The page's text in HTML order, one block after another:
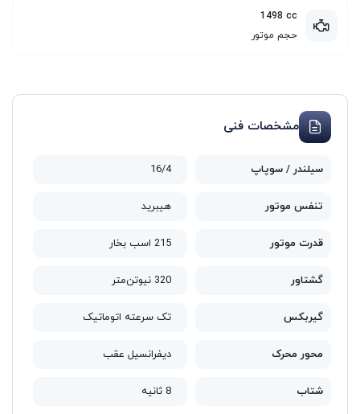
1498 cc
حجم موتور
مشخصات فنی
سیلندر / سوپاپ 16/4
تنفس موتور هیبرید
قدرت موتور 215 اسب بخار
گشتاور 320 نیوتن‌متر
گیربکس تک سرعته اتوماتیک
محور محرک دیفرانسیل عقب
شتاب 8 ثانیه